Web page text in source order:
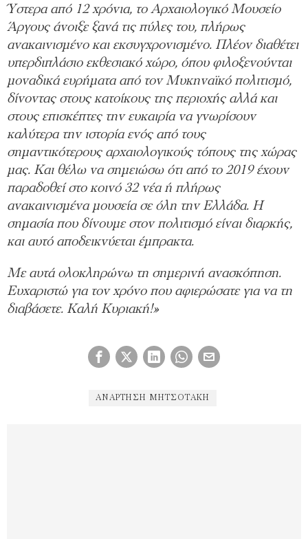
Ύστερα από 12 χρόνια, το Αρχαιολογικό Μουσείο
Άργους άνοιξε ξανά τις πύλες του, πλήρως
ανακαινισμένο και εκσυγχρονισμένο. Πλέον διαθέτει
υπερδιπλάσιο εκθεσιακό χώρο, όπου φιλοξενούνται
μοναδικά ευρήματα από τον Μυκηναϊκό πολιτισμό,
δίνοντας στους κατοίκους της περιοχής αλλά και
στους επισκέπτες την ευκαιρία να γνωρίσουν
καλύτερα την ιστορία ενός από τους
σημαντικότερους αρχαιολογικούς τόπους της χώρας
μας. Και θέλω να σημειώσω ότι από το 2019 έχουν
παραδοθεί στο κοινό 32 νέα ή πλήρως
ανακαινισμένα μουσεία σε όλη την Ελλάδα. Η
σημασία που δίνουμε στον πολιτισμό είναι διαρκής,
και αυτό αποδεικνύεται έμπρακτα.
Με αυτά ολοκληρώνω τη σημερινή ανασκόπηση.
Ευχαριστώ για τον χρόνο που αφιερώσατε για να τη
διαβάσετε. Καλή Κυριακή!»
ΑΝΆΡΤΗΣΗ ΜΗΤΣΟΤΆΚΗ